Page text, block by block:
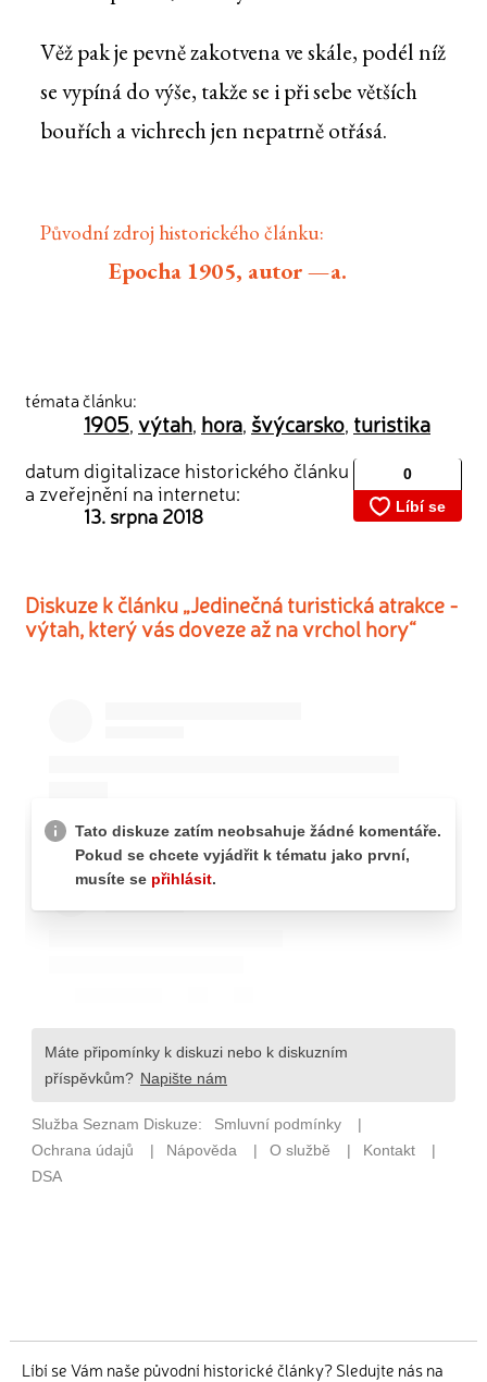
Věž pak je pevně zakotvena ve skále, podél níž
se vypíná do výše, takže se i při sebe větších
bouřích a vichrech jen nepatrně otřásá.
Původní zdroj historického článku:
Epocha 1905, autor —a.
témata článku:
1905, výtah, hora, švýcarsko, turistika
datum digitalizace historického článku
a zveřejnění na internetu:
13. srpna 2018
Diskuze k článku „Jedinečná turistická atrakce -
výtah, který vás doveze až na vrchol hory“
Líbí se Vám naše původní historické články? Sledujte nás na